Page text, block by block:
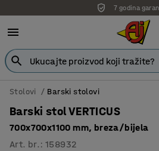
7 godina
Stolovi Barski stolovi
Barski stol VERTICUS
700x700x1100 mm, breza/bijela
Art. br. :158932